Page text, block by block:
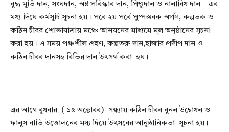
বুদ্ধ মূর্তি দান, সংঘদান, অষ্ট পরিস্কার দান, পিণ্ডুদান ও নানাবিধ দান – এর
মধ্য দিয়ে কর্মসূচি সূচনা হয়। পরে ২য় পর্বে পুষ্পস্তবক অর্পণ, কল্পতরু ও
কঠিন চীবর শোভাযাত্রায় মঞ্চে আনয়নের মাধ্যমে মূল অনুষ্ঠানের সূচনা
করা হয়। এ সময় পঞ্চশীল গ্রহণ, কল্পতরু দান,হাজার প্রদীপ দান ও
কঠিন চীবর দানসহ বিভিন্ন দান উৎসর্গ করা হয়।
এর আগে বুধবার ( ১৫ অক্টোবর) সন্ধ্যায় কঠিন চীবর বুনন উদ্বোধন ও
ফানুস বাতি উত্তোলনের মধ্য দিয়ে উৎসবের আনুষ্ঠানিকতা সূচনা হয়।